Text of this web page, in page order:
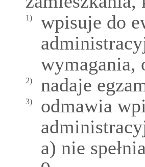
1)
wpisuje do
wymagania,
2) nadaje
3)
odmawia
a) nie